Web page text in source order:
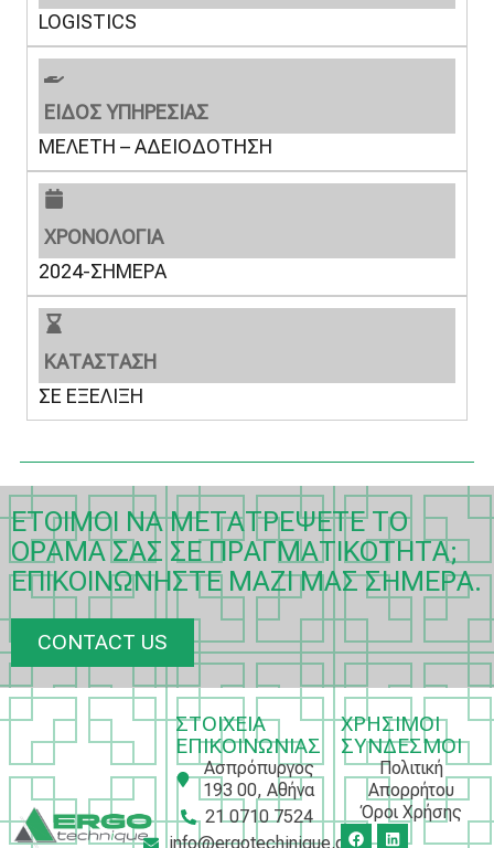
LOGISTICS
ΕΙΔΟΣ ΥΠΗΡΕΣΙΑΣ
ΜΕΛΕΤΗ – ΑΔΕΙΟΔΟΤΗΣΗ
ΧΡΟΝΟΛΟΓΙΑ
2024-ΣΗΜΕΡΑ
ΚΑΤΑΣΤΑΣΗ
ΣΕ ΕΞΕΛΙΞΗ
ΈΤΟΙΜΟΙ ΝΑ ΜΕΤΑΤΡΈΨΕΤΕ ΤΟ
ΌΡΑΜΆ ΣΑΣ ΣΕ ΠΡΑΓΜΑΤΙΚΌΤΗΤΑ;
ΕΠΙΚΟΙΝΩΝΉΣΤΕ ΜΑΖΊ ΜΑΣ ΣΉΜΕΡΑ.
CONTACT US
ΣΤΟΙΧΕΙΑ
ΕΠΙΚΟΙΝΩΝΙΑΣ
Ασπρόπυργος
193 00, Αθήνα
21 0710 7524
info@ergotechinique.gr
ΧΡΗΣΙΜΟΙ
ΣΥΝΔΕΣΜΟΙ
Πολιτική
Απορρήτου
Όροι Χρήσης